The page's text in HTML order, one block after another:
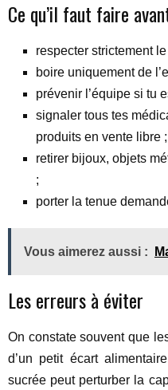
Ce qu’il faut faire
respecter strictement
boire uniquement de
prévenir l’équipe si tu
signaler tous tes
produits en vente libre ;
retirer bijoux, objets
;
porter la tenue
Vous aimerez aussi :
Les erreurs à éviter
On constate souvent que
d’un petit écart
sucrée peut perturber la